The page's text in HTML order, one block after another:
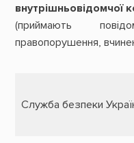
внутрішньовідомчої
(приймають
правопорушення,
Служба безпеки